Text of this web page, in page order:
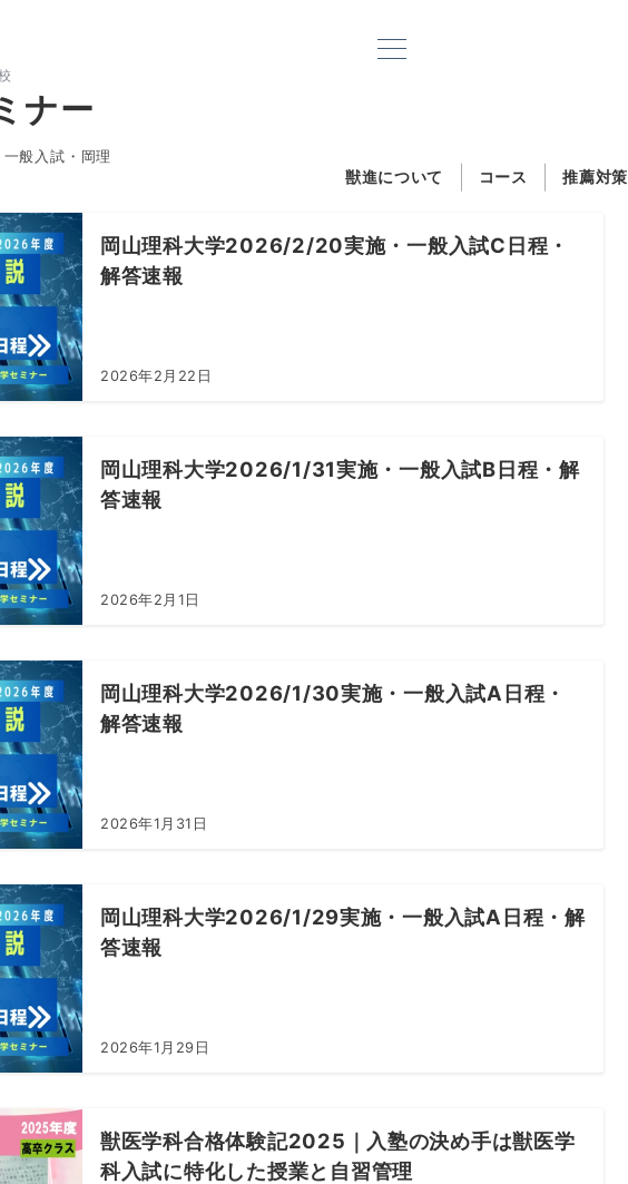
ナー
獣進について コース 推薦対策
一般入試・岡理
岡山理科大学2026/2/20実施・一般入試C日程・
解答速報
2026年2月22日
岡山理科大学2026/1/31実施・一般入試B日程・解
答速報
2026年2月1日
岡山理科大学2026/1/30実施・一般入試A日程・
解答速報
2026年1月31日
岡山理科大学2026/1/29実施・一般入試A日程・解
答速報
2026年1月29日
獣医学科合格体験記2025｜入塾の決め手は獣医学
科入試に特化した授業と自習管理